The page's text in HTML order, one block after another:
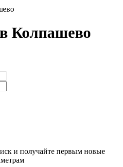
Колпашево
и получайте первым новые